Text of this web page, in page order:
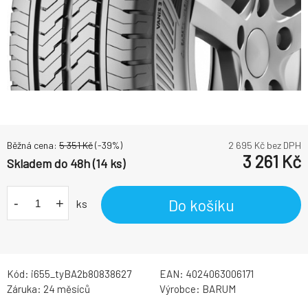
Běžná cena: 5 351Kč(-39%) 2 695 Kč bez DPH
Skladem do 48h (14 ks) 3 261 Kč
- + ks Do košíku
Kód: i655_tyBA2b80838627 EAN: 4024063006171
Záruka: 24 měsíců Výrobce: BARUM